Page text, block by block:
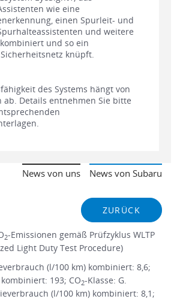
wie eine
einen Spurleit- und
und weitere
und so ein
knüpft.
des Systems hängt von
ab. Details entnehmen Sie bitte
News von Subaru
News von uns
ZURÜCK
2-Emissionen gemäß Prüfzyklus WLTP
Light Duty Test Procedure)
(l/100 km) kombiniert: 8,6;
193; CO2-Klasse: G.
(l/100 km) kombiniert: 8,1;